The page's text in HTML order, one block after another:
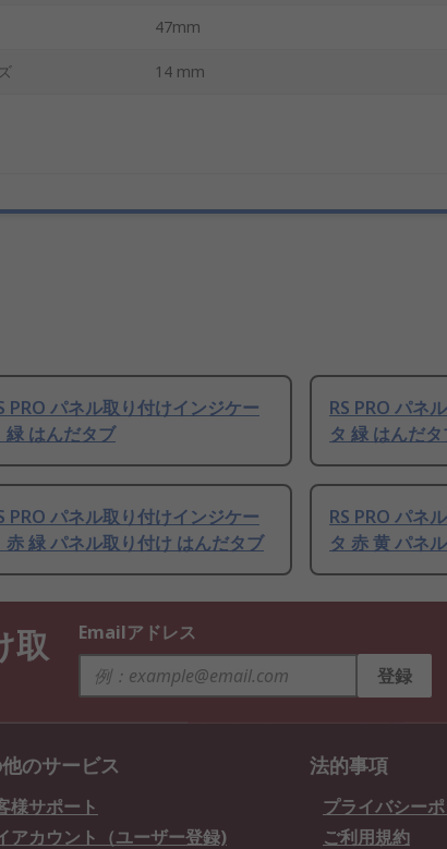
47mm
14 mm
PRO パネル取り付けインジケー
緑 はんだタブ
RS PRO パネ
タ 緑 はんだ
PRO パネル取り付けインジケー
赤 緑 パネル取り付け はんだタブ
RS PRO パネ
タ 赤 黄 パネ
取
Emailアドレス
登録
のサービス
様サポート
アカウント（ユーザー登録)
法的事項
プライバシー
ご利用規約